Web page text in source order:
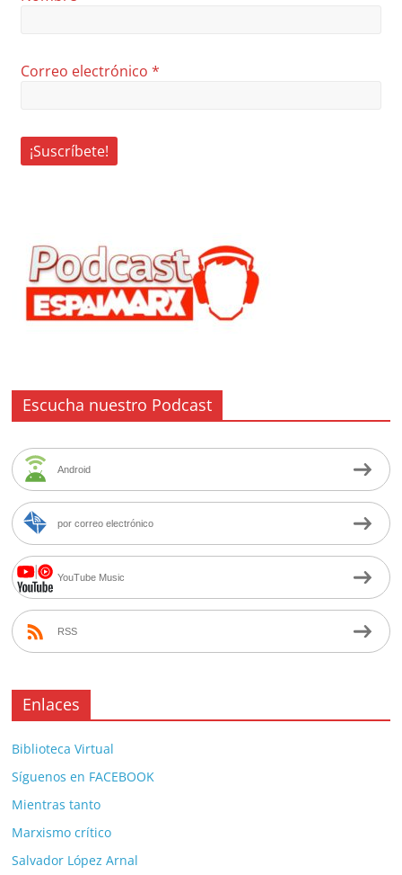
Correo electrónico*
Escucha nuestro Podcast
Android
por correo electrónico
YouTube Music
RSS
Enlaces
Biblioteca Virtual
Síguenos en FACEBOOK
Mientras tanto
Marxismo crítico
Salvador López Arnal